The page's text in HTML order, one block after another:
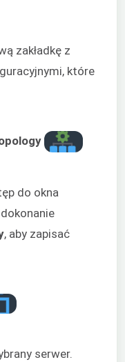
zakładkę z
które
do okna
, aby zapisać
serwer.